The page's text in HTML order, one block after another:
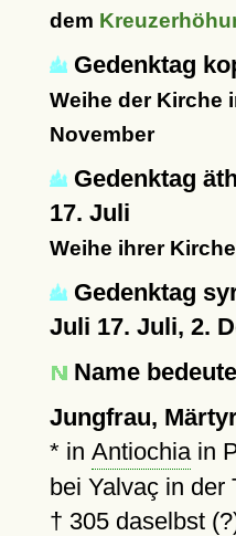
dem
Gedenktag
Weihe der Kirche
November
Gedenktag
17. Juli
Weihe ihrer
Gedenktag
Juli 17. Juli, 2.
Name
Jungfrau,
* in Antiochiain
bei Yalvaç in der
† 305daselbst